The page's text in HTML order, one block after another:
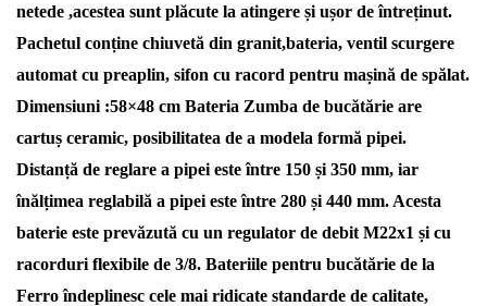
netede ,acestea sunt plăcute la atingere și ușor de întreținut.
Pachetul conține chiuvetă din granit,bateria, ventil scurgere
automat cu preaplin, sifon cu racord pentru mașină de spălat.
Dimensiuni :58×48 cm Bateria Zumba de bucătărie are
cartuș ceramic, posibilitatea de a modela formă pipei.
Distanță de reglare a pipei este între 150 și 350 mm, iar
înălțimea reglabilă a pipei este între 280 și 440 mm. Acesta
baterie este prevăzută cu un regulator de debit M22x1 și cu
racorduri flexibile de 3/8. Bateriile pentru bucătărie de la
Ferro îndeplinesc cele mai ridicate standarde de calitate,